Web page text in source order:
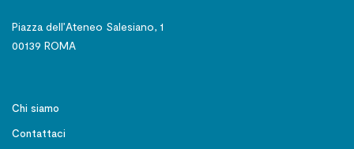
Piazza dell’Ateneo Salesiano, 1
00139 ROMA
Chi siamo
Contattaci